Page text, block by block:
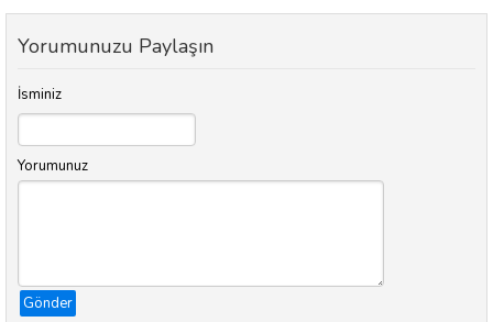
Yorumunuzu Paylaşın
İsminiz
Yorumunuz
Gönder